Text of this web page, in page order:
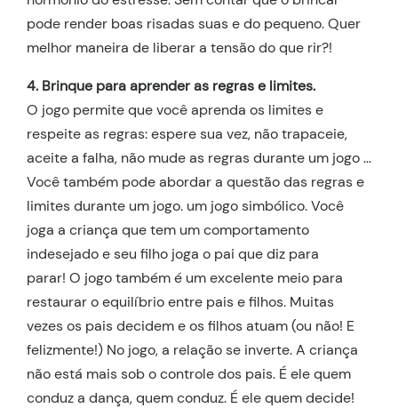
pode render boas risadas suas e do pequeno. Quer
melhor maneira de liberar a tensão do que rir?!
4. Brinque para aprender as regras e limites.
O jogo permite que você aprenda os limites e
respeite as regras: espere sua vez, não trapaceie,
aceite a falha, não mude as regras durante um jogo …
Você também pode abordar a questão das regras e
limites durante um jogo. um jogo simbólico. Você
joga a criança que tem um comportamento
indesejado e seu filho joga o pai que diz para
parar! O jogo também é um excelente meio para
restaurar o equilíbrio entre pais e filhos. Muitas
vezes os pais decidem e os filhos atuam (ou não! E
felizmente!) No jogo, a relação se inverte. A criança
não está mais sob o controle dos pais. É ele quem
conduz a dança, quem conduz. É ele quem decide!